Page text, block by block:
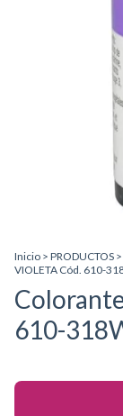
Inicio > PRODUCTOS >
VIOLETA Cód. 610-
610-